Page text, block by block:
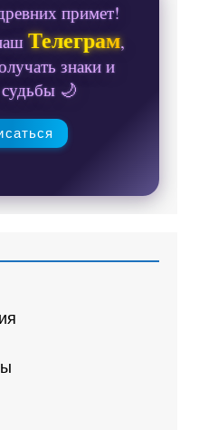
примет!
Телеграм,
знаки и
судьбы 🌙